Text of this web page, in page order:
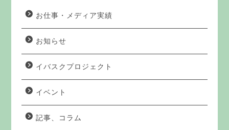
お仕事・メディア実績
お知らせ
イバスクプロジェクト
イベント
記事、コラム